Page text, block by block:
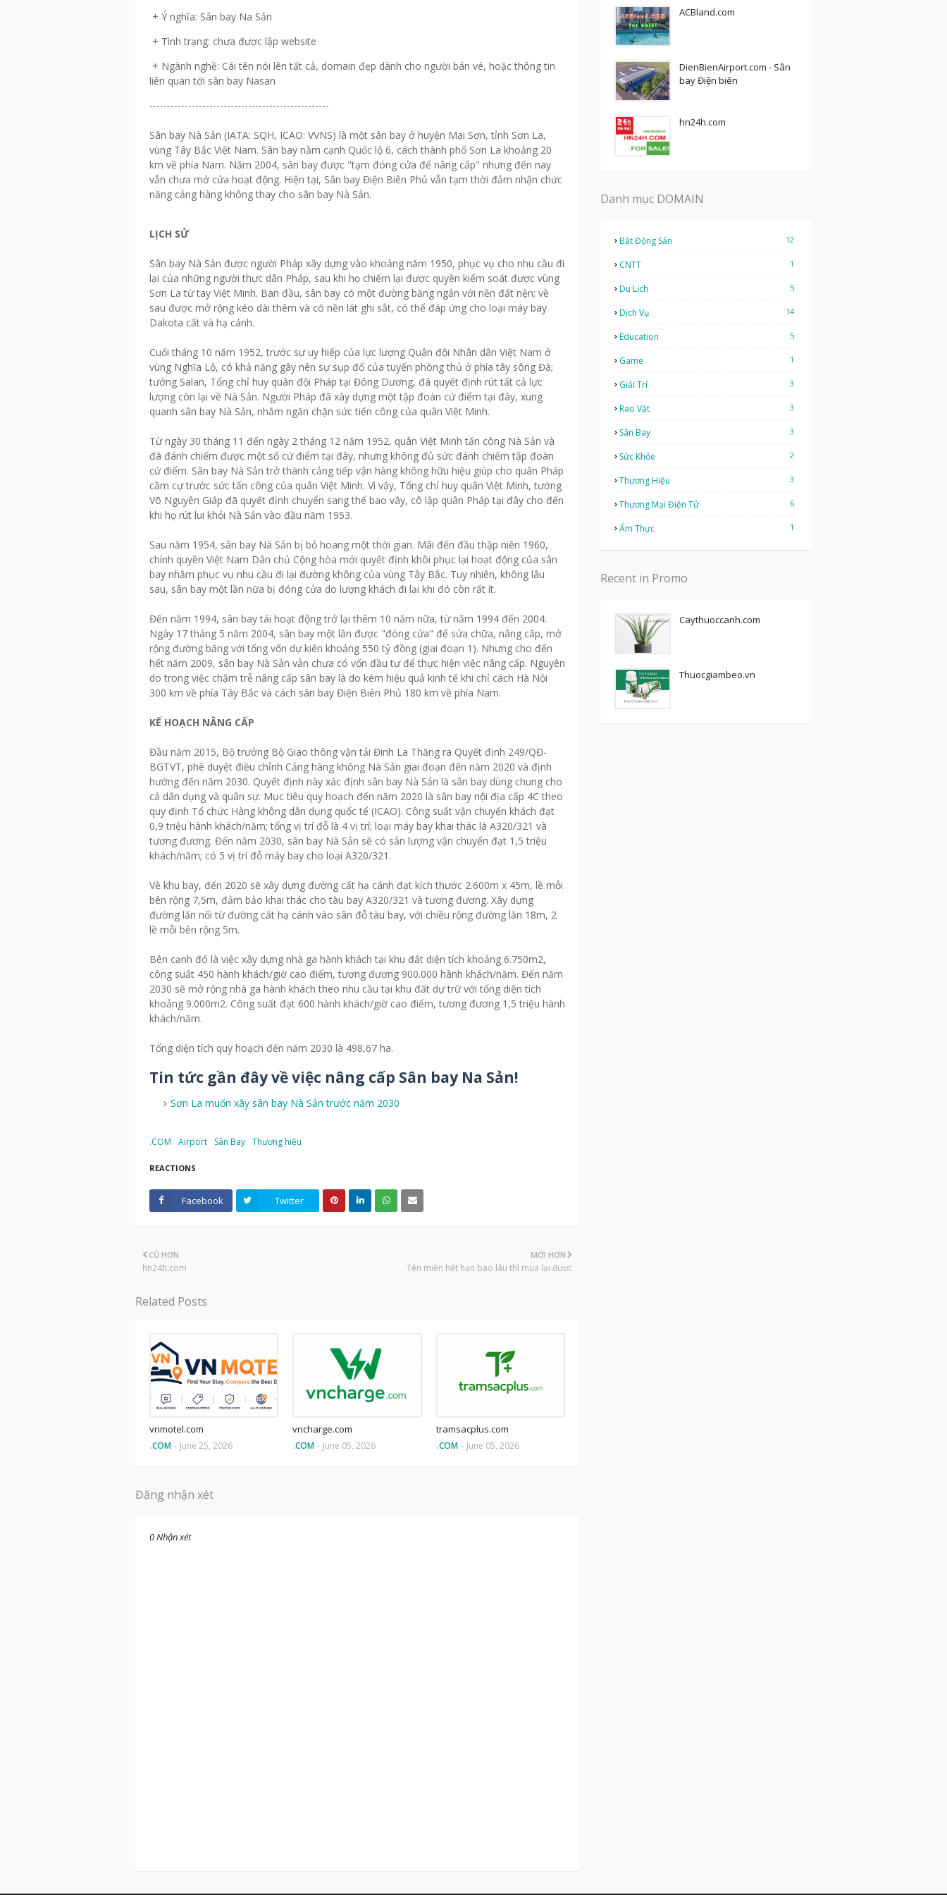
+ Ý nghĩa: Sân bay Na Sản
+ Tình trạng: chưa được lập website
+ Ngành nghề: Cái tên nói lên tất cả, domain đẹp dành cho người bán vé, hoặc thông tin
liên quan tới sân bay Nasan
---------------------------------------------------
Sân bay Nà Sản (IATA: SQH, ICAO: VVNS) là một sân bay ở huyện Mai Sơn, tỉnh Sơn La,
vùng Tây Bắc Việt Nam. Sân bay nằm cạnh Quốc lộ 6, cách thành phố Sơn La khoảng 20
km về phía Nam. Năm 2004, sân bay được "tạm đóng cửa để nâng cấp" nhưng đến nay
vẫn chưa mở cửa hoạt động. Hiện tại, Sân bay Điện Biên Phủ vẫn tạm thời đảm nhận chức
năng cảng hàng không thay cho sân bay Nà Sản.
LỊCH SỬ
Sân bay Nà Sản được người Pháp xây dựng vào khoảng năm 1950, phục vụ cho nhu cầu đi
lại của những người thực dân Pháp, sau khi họ chiếm lại được quyền kiểm soát được vùng
Sơn La từ tay Việt Minh. Ban đầu, sân bay có một đường băng ngắn với nền đất nện; về
sau được mở rộng kéo dài thêm và có nền lát ghi sắt, có thể đáp ứng cho loại máy bay
Dakota cất và hạ cánh.
Cuối tháng 10 năm 1952, trước sự uy hiếp của lực lượng Quân đội Nhân dân Việt Nam ở
vùng Nghĩa Lộ, có khả năng gây nên sự sụp đổ của tuyến phòng thủ ở phía tây sông Đà;
tướng Salan, Tổng chỉ huy quân đội Pháp tại Đông Dương, đã quyết định rút tất cả lực
lượng còn lại về Nà Sản. Người Pháp đã xây dựng một tập đoàn cứ điểm tại đây, xung
quanh sân bay Nà Sản, nhằm ngăn chặn sức tiến công của quân Việt Minh.
Từ ngày 30 tháng 11 đến ngày 2 tháng 12 năm 1952, quân Việt Minh tấn công Nà Sản và
đã đánh chiếm được một số cứ điểm tại đây, nhưng không đủ sức đánh chiếm tập đoàn
cứ điểm. Sân bay Nà Sản trở thành cảng tiếp vận hàng không hữu hiệu giúp cho quân Pháp
cầm cự trước sức tấn công của quân Việt Minh. Vì vậy, Tổng chỉ huy quân Việt Minh, tướng
Võ Nguyên Giáp đã quyết định chuyển sang thế bao vây, cô lập quân Pháp tại đây cho đến
khi họ rút lui khỏi Nà Sản vào đầu năm 1953.
Sau năm 1954, sân bay Nà Sản bị bỏ hoang một thời gian. Mãi đến đầu thập niên 1960,
chính quyền Việt Nam Dân chủ Cộng hòa mới quyết định khôi phục lại hoạt động của sân
bay nhằm phục vụ nhu cầu đi lại đường không của vùng Tây Bắc. Tuy nhiên, không lâu
sau, sân bay một lần nữa bị đóng cửa do lượng khách đi lại khi đó còn rất ít.
Đến năm 1994, sân bay tái hoạt động trở lại thêm 10 năm nữa, từ năm 1994 đến 2004.
Ngày 17 tháng 5 năm 2004, sân bay một lần được "đóng cửa" để sửa chữa, nâng cấp, mở
rộng đường băng với tổng vốn dự kiến khoảng 550 tỷ đồng (giai đoạn 1). Nhưng cho đến
hết năm 2009, sân bay Nà Sản vẫn chưa có vốn đầu tư để thực hiện việc nâng cấp. Nguyên
do trong việc chậm trễ nâng cấp sân bay là do kém hiệu quả kinh tế khi chỉ cách Hà Nội
300 km về phía Tây Bắc và cách sân bay Điện Biên Phủ 180 km về phía Nam.
KẾ HOẠCH NÂNG CẤP
Đầu năm 2015, Bộ trưởng Bộ Giao thông vận tải Đinh La Thăng ra Quyết định 249/QĐ-
BGTVT, phê duyệt điều chỉnh Cảng hàng không Nà Sản giai đoạn đến năm 2020 và định
hướng đến năm 2030. Quyết định này xác định sân bay Nà Sản là sân bay dùng chung cho
cả dân dụng và quân sự. Mục tiêu quy hoạch đến năm 2020 là sân bay nội địa cấp 4C theo
quy định Tổ chức Hàng không dân dụng quốc tế (ICAO). Công suất vận chuyển khách đạt
0,9 triệu hành khách/năm; tổng vị trí đỗ là 4 vị trí; loại máy bay khai thác là A320/321 và
tương đương. Đến năm 2030, sân bay Nà Sản sẽ có sản lượng vận chuyển đạt 1,5 triệu
khách/năm; có 5 vị trí đỗ máy bay cho loại A320/321.
Về khu bay, đến 2020 sẽ xây dựng đường cất hạ cánh đạt kích thước 2.600m x 45m, lề mỗi
bên rộng 7,5m, đảm bảo khai thác cho tàu bay A320/321 và tương đương. Xây dựng
đường lăn nối từ đường cất hạ cánh vào sân đỗ tàu bay, với chiều rộng đường lăn 18m, 2
lề mỗi bên rộng 5m.
Bên cạnh đó là việc xây dựng nhà ga hành khách tại khu đất diện tích khoảng 6.750m2,
công suất 450 hành khách/giờ cao điểm, tương đương 900.000 hành khách/năm. Đến năm
2030 sẽ mở rộng nhà ga hành khách theo nhu cầu tại khu đất dự trữ với tổng diện tích
khoảng 9.000m2. Công suất đạt 600 hành khách/giờ cao điểm, tương đương 1,5 triệu hành
khách/năm.
Tổng diện tích quy hoạch đến năm 2030 là 498,67 ha.
Tin tức gần đây về việc nâng cấp Sân bay Na Sản!
Sơn La muốn xây sân bay Nà Sản trước năm 2030
.COM Airport Sân Bay Thương hiệu
REACTIONS
Facebook Twitter
MỚI HƠN
Tên miền hết hạn bao lâu thì mua lại được
CŨ HƠN
hn24h.com
Related Posts
vnmotel.com
.COM - June 25, 2026
vncharge.com
.COM - June 05, 2026
tramsacplus.com
.COM - June 05, 2026
Đăng nhận xét
0 Nhận xét
ACBland.com
DienBienAirport.com - Sân
bay Điện biên
hn24h.com
Danh mục DOMAIN
Bất Động Sản 12
CNTT 1
Du Lịch 5
Dịch Vụ 14
Education 5
Game 1
Giải Trí 3
Rao Vặt 3
Sân Bay 3
Sức Khỏe 2
Thương Hiệu 3
Thương Mại Điện Tử 6
Ẩm Thực 1
Recent in Promo
Caythuoccanh.com
Thuocgiambeo.vn